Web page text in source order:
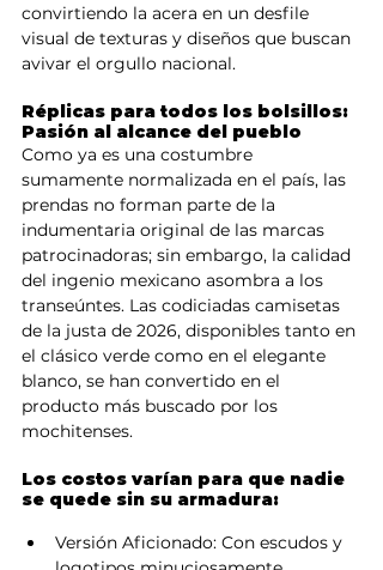
convirtiendo la acera en un desfile
visual de texturas y diseños que buscan
avivar el orgullo nacional.
Réplicas para todos los bolsillos:
Pasión al alcance del pueblo
Como ya es una costumbre
sumamente normalizada en el país, las
prendas no forman parte de la
indumentaria original de las marcas
patrocinadoras; sin embargo, la calidad
del ingenio mexicano asombra a los
transeúntes. Las codiciadas camisetas
de la justa de 2026, disponibles tanto en
el clásico verde como en el elegante
blanco, se han convertido en el
producto más buscado por los
mochitenses.
Los costos varían para que nadie
se quede sin su armadura:
Versión Aficionado: Con escudos y